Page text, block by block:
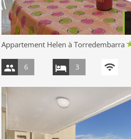
Appartement Helen à Torredembarra
6 3